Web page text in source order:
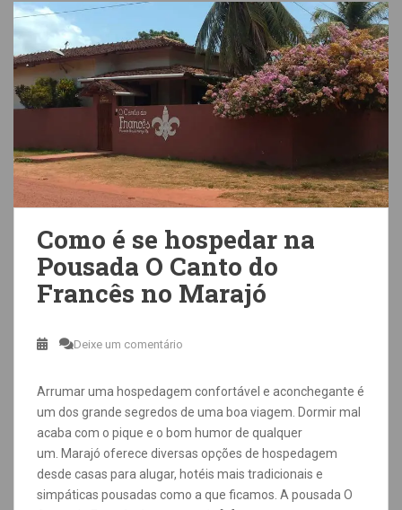
Como é se hospedar na
Pousada O Canto do
Francês no Marajó
Deixe um comentário
Arrumar uma hospedagem confortável e aconchegante é
um dos grande segredos de uma boa viagem. Dormir mal
acaba com o pique e o bom humor de qualquer
um. Marajó oferece diversas opções de hospedagem
desde casas para alugar, hotéis mais tradicionais e
simpáticas pousadas como a que ficamos. A pousada O